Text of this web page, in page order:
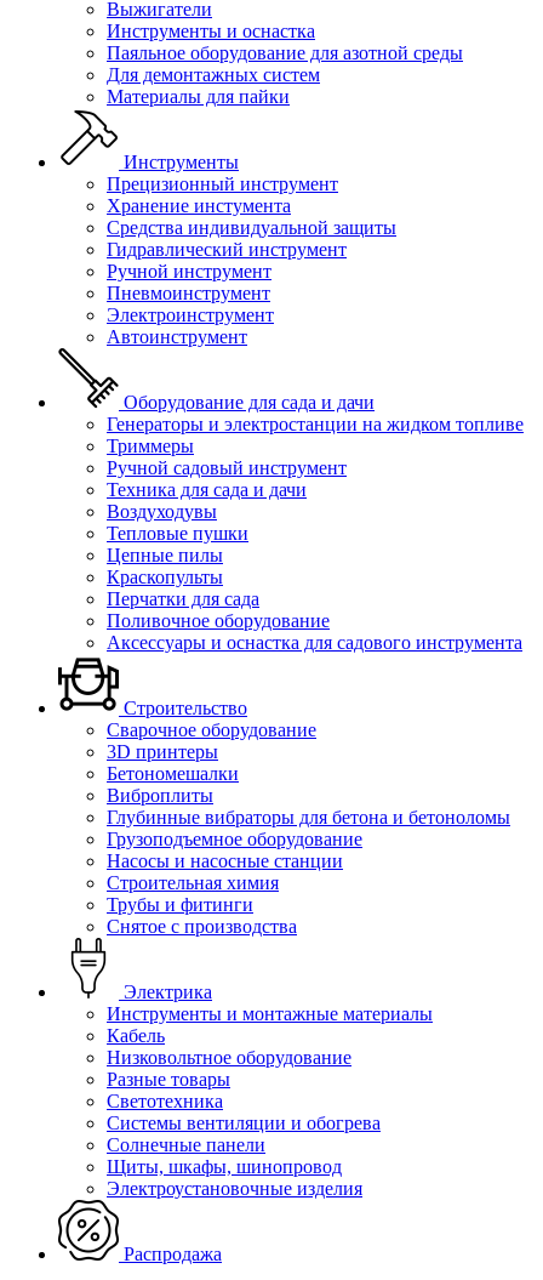
Выжигатели
Инструменты и оснастка
Паяльное оборудование для азотной среды
Для демонтажных систем
Материалы для пайки
Инструменты
Прецизионный инструмент
Хранение инстумента
Средства индивидуальной защиты
Гидравлический инструмент
Ручной инструмент
Пневмоинструмент
Электроинструмент
Автоинструмент
Оборудование для сада и дачи
Генераторы и электростанции на жидком топливе
Триммеры
Ручной садовый инструмент
Техника для сада и дачи
Воздуходувы
Тепловые пушки
Цепные пилы
Краскопульты
Перчатки для сада
Поливочное оборудование
Аксессуары и оснастка для садового инструмента
Строительство
Сварочное оборудование
3D принтеры
Бетономешалки
Виброплиты
Глубинные вибраторы для бетона и бетоноломы
Грузоподъемное оборудование
Насосы и насосные станции
Строительная химия
Трубы и фитинги
Снятое с производства
Электрика
Инструменты и монтажные материалы
Кабель
Низковольтное оборудование
Разные товары
Светотехника
Системы вентиляции и обогрева
Солнечные панели
Щиты, шкафы, шинопровод
Электроустановочные изделия
Распродажа